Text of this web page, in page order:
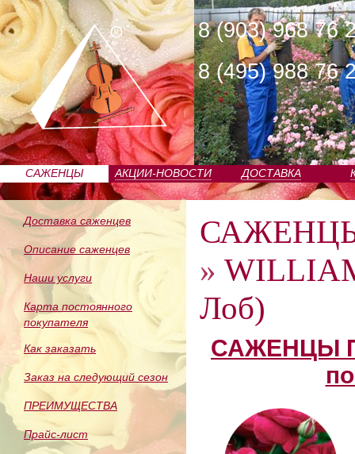
8 (903) 968 76
8 (495) 988 76
САЖЕНЦЫ
ПИТОМНИКА
АКЦИИ-НОВОСТИ ДОСТАВКА
Доставка саженцев
Описание саженцев
Наши услуги
Карта постоянного
покупателя
Как заказать
Заказ на следующий сезон
ПРЕИМУЩЕСТВА
Прайс-лист
»
Лоб)
САЖЕНЦЫ